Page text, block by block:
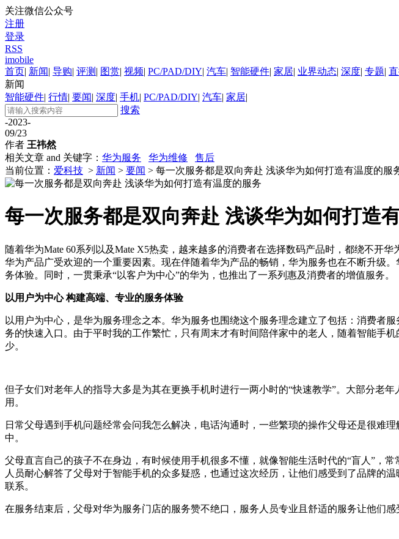
关注微信公众号
注册
登录
RSS
imobile
首页| 新闻| 导购| 评测 | 图赏| 视频| PC/PAD/DIY| 汽车| 智能硬件| 家居| 业界动态| 深度| 专题|
新闻
智能硬件| 行情| 要闻| 深度| 手机| PC/PAD/DIY| 汽车| 家居|
搜索
-2023-
09/23
作者 王祎然
相关文章 and 关键字： 华为服务 华为维修
售后
当前位置： 爱科技 > 新闻 > 要闻 > 每一次服务都是双向奔赴 浅谈华为如何打造有温度的服
每一次服务都是双向奔赴 浅谈华为如何打造
随着华为Mate 60系列以及Mate X5热卖，越来越多的消费者在选择数码产品时，都绕不开
华为产品广受欢迎的一个重要因素。现在伴随着华为产品的畅销，华为服务也在不断升级
务体验。同时，一贯秉承“以客户为中心”的华为，也推出了一系列惠及消费者的增值服务。
以用户为中心 构建高端、专业的服务体验
以用户为中心，是华为服务理念之本。华为服务也围绕这个服务理念建立了包括：消费者
务的快速入口。由于平时我的工作繁忙，只有周末才有时间陪伴家中的老人，随着智能手
少。
但子女们对老年人的指导大多是为其在更换手机时进行一两小时的“快速教学”。大部分老
用。
日常父母遇到手机问题经常会问我怎么解决，电话沟通时，一些繁琐的操作父母还是很难
中。
父母直言自己的孩子不在身边，有时候使用手机很多不懂，就像智能生活时代的“盲人”，
人员耐心解答了父母对于智能手机的众多疑惑，也通过这次经历，让他们感受到了品牌的
联系。
在服务结束后，父母对华为服务门店的服务赞不绝口，服务人员专业且舒适的服务让他们感